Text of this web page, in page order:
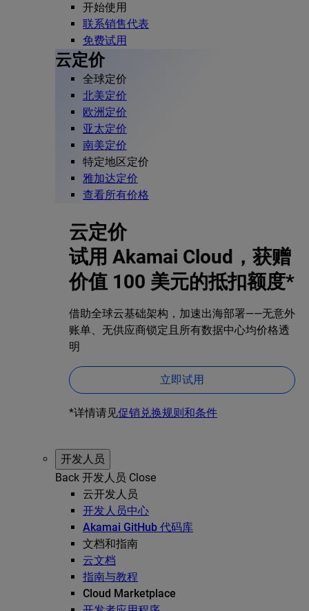
开始使用
联系销售代表
免费试用
云定价
全球定价
北美定价
欧洲定价
亚太定价
南美定价
特定地区定价
雅加达定价
查看所有价格
云定价
试用 Akamai Cloud，获赠
价值 100 美元的抵扣额度*
借助全球云基础架构，加速出海部署——无意外
账单、无供应商锁定且所有数据中心均价格透
明
立即试用
*详情请见促销兑换规则和条件
开发人员
Back 开发人员 Close
云开发人员
开发人员中心
Akamai GitHub 代码库
文档和指南
云文档
指南与教程
Cloud Marketplace